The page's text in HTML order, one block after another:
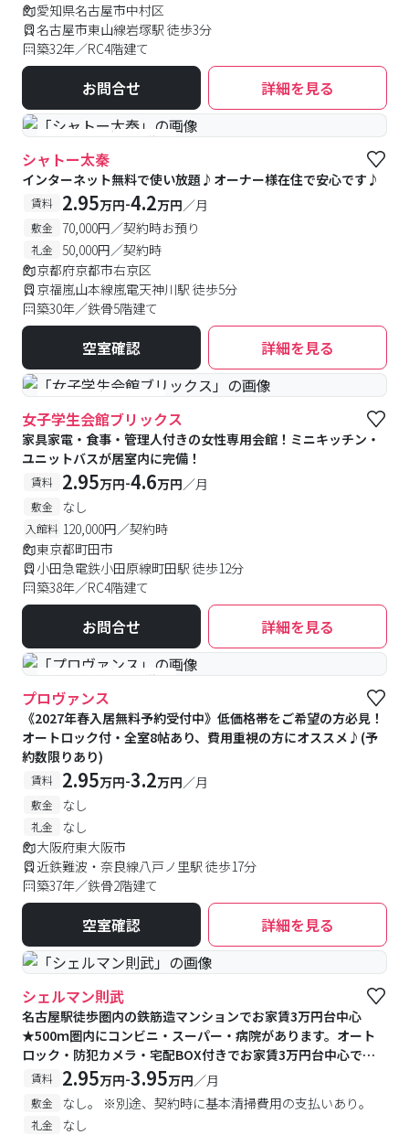
愛知県名古屋市中村区
名古屋市東山線岩塚駅 徒歩3分
築32年／RC4階建て
お問合せ 詳細を見る
#予約受付中 #空室待ち
シャトー太秦
インターネット無料で使い放題♪オーナー様在住で安心です♪
賃料 2.95万円-4.2万円／月
敷金 70,000円／契約時お預り
礼金
50,000円／契約時
京都府京都市右京区
京福嵐山本線嵐電天神川駅 徒歩5分
築30年／鉄骨5階建て
空室確認 詳細を見る
#食事付き #女性専用
女子学生会館ブリックス
家具家電・食事・管理人付きの女性専用会館！ミニキッチン・
ユニットバスが居室内に完備！
賃料 2.95万円-4.6万円／月
敷金 なし
入館料 120,000円／契約時
東京都町田市
小田急電鉄小田原線町田駅 徒歩12分
築38年／RC4階建て
お問合せ 詳細を見る
#予約受付中 #空室待ち
プロヴァンス
《2027年春入居無料予約受付中》低価格帯をご希望の方必見！
オートロック付・全室8帖あり、費用重視の方にオススメ♪(予
約数限りあり)
賃料 2.95万円-3.2万円／月
敷金 なし
礼金
なし
大阪府東大阪市
近鉄難波・奈良線八戸ノ里駅 徒歩17分
築37年／鉄骨2階建て
空室確認 詳細を見る
シェルマン則武
名古屋駅徒歩圏内の鉄筋造マンションでお家賃3万円台中心
★500ｍ圏内にコンビニ・スーパー・病院があります。オート
ロック・防犯カメラ・宅配BOX付きでお家賃3万円台中心でお
ススメです。
賃料 2.95万円-3.95万円／月
敷金 なし。 ※別途、契約時に基本清掃費用の支払いあり。
礼金
なし